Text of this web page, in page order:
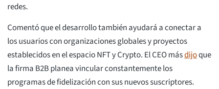
redes.
Comentó que el desarrollo también ayudará a conectar a
los usuarios con organizaciones globales y proyectos
establecidos en el espacio NFT y Crypto. El CEO másdijoque
la firma B2B planea vincular constantemente los
programas de fidelización con sus nuevos suscriptores.